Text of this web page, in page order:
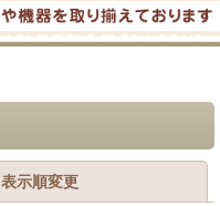
表示順変更